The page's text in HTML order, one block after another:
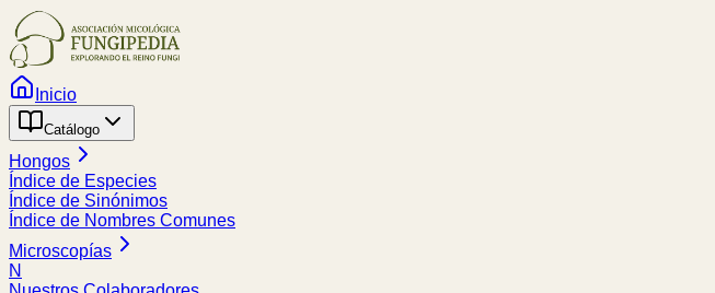
Inicio
Catálogo
Hongos
Índice de Especies
Índice de Sinónimos
Índice de Nombres Comunes
Microscopías
N